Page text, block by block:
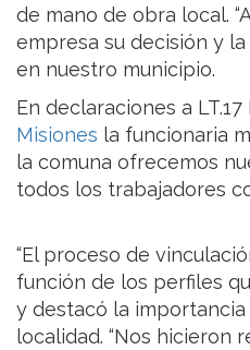
de mano de obra local.
empresa su decisión y
en nuestro municipio.
En declaraciones a
Misiones la funcionaria
la comuna ofrecemos
todos los trabajadores
“El proceso de
función de los perfiles
y destacó la importancia
localidad. “Nos hicieron